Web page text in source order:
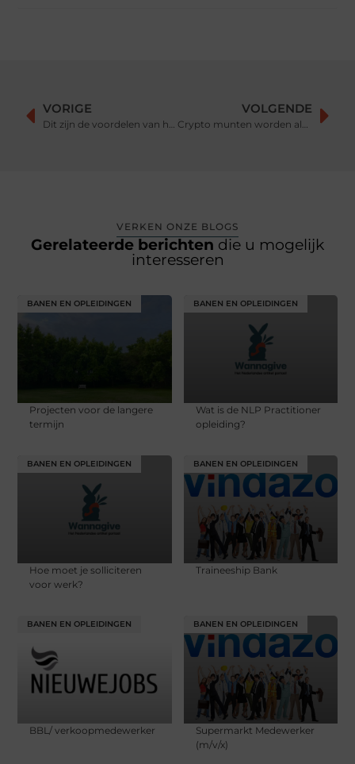
VORIGE
Dit zijn de voordelen van hondenvoer met insecteneiwitten
VOLGENDE
Crypto munten worden alsmaar populairder.
VERKEN ONZE BLOGS
Gerelateerde berichten die u mogelijk
interesseren
BANEN EN OPLEIDINGEN
Projecten voor de langere
termijn
BANEN EN OPLEIDINGEN
Wat is de NLP Practitioner
opleiding?
BANEN EN OPLEIDINGEN
Hoe moet je solliciteren
voor werk?
BANEN EN OPLEIDINGEN
Traineeship Bank
BANEN EN OPLEIDINGEN
BBL/ verkoopmedewerker
BANEN EN OPLEIDINGEN
Supermarkt Medewerker
(m/v/x)